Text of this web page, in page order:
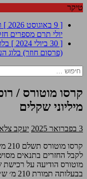
טיקר
[ 9 באוגוסט 2026 ]
יולי תרם מספרים
[ 30 ביולי 2024 ]
(פרסום חוזר) בלוג
חיפוש:
קרסו מוטורס /
מיליוני שקלים
3 בפברואר 2025
יעקב
מוטורס הודיעה על רכישת
בבעלותה תמורת 210 מ׳ ש׳, ומציגה